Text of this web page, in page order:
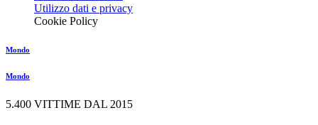
Utilizzo dati e privacy
Cookie Policy
Mondo
Mondo
5.400 VITTIME DAL 2015